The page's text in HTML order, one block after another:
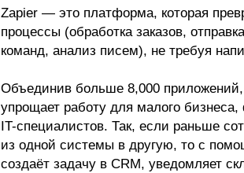
Zapier — это платформа, которая
процессы (обработка заказов,
команд, анализ писем), не требуя
Объединив больше 8,000
упрощает работу для малого
IT-специалистов. Так, если раньше
из одной системы в другую, то с
создаёт задачу в CRM, уведомляет